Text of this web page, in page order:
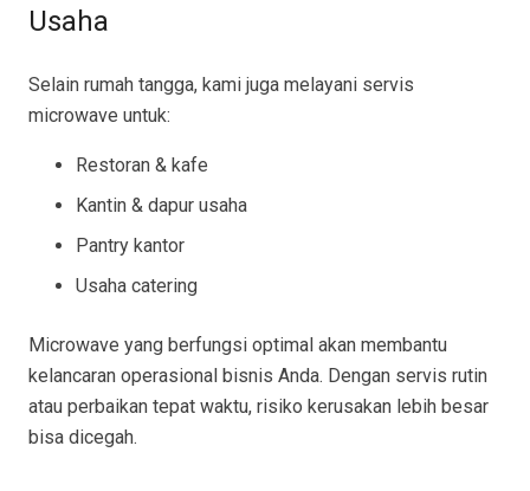
Usaha
Selain rumah tangga, kami juga melayani servis
microwave untuk:
Restoran & kafe
Kantin & dapur usaha
Pantry kantor
Usaha catering
Microwave yang berfungsi optimal akan membantu
kelancaran operasional bisnis Anda. Dengan servis rutin
atau perbaikan tepat waktu, risiko kerusakan lebih besar
bisa dicegah.